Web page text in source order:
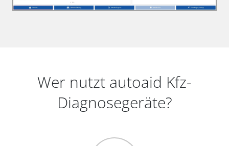
Wer nutzt autoaid Kfz-
Diagnosegeräte?